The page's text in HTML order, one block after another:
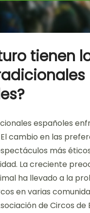
tienen
españoles
cambio en las
más
La creciente
ha llevado a la
en varias
de Circos de